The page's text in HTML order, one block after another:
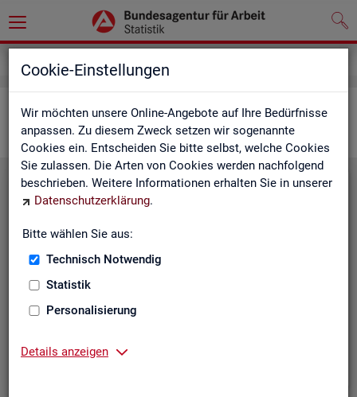
Cookie-Einstellungen
Wir möchten unsere Online-Angebote auf Ihre Bedürfnisse
anpassen. Zu diesem Zweck setzen wir sogenannte
Cookies ein. Entscheiden Sie bitte selbst, welche Cookies
Sie zulassen. Die Arten von Cookies werden nachfolgend
beschrieben. Weitere Informationen erhalten Sie in unserer
Datenschutzerklärung.
Bitte wählen Sie aus:
Technisch Notwendig
Statistik
Personalisierung
Details anzeigen
Ar­beits­markt im Über­blick
Eck­wer­te Ar­beits­markt
Eck­wer­te Ar­beits­markt